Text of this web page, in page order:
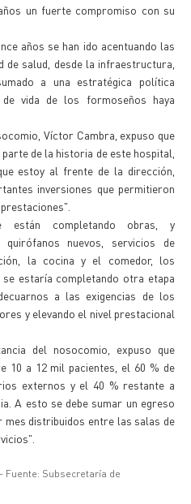
un fuerte compromiso con su
años se han ido acentuando las
salud, desde la infraestructura,
a una estratégica política
vida de los formoseños haya
Víctor Cambra, expuso que
de la historia de este hospital,
estoy al frente de la dirección,
inversiones que permitieron
están completando obras, y
quirófanos nuevos, servicios de
la cocina y el comedor, los
estaría completando otra etapa
a las exigencias de los
y elevando el nivel prestacional
del nosocomio, expuso que
10 a 12 mil pacientes, el 60 % de
externos y el 40 % restante a
A esto se debe sumar un egreso
mes distribuidos entre las salas de
- Fuente: Subsecretaría de